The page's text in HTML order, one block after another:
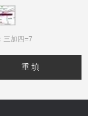
三加四=7